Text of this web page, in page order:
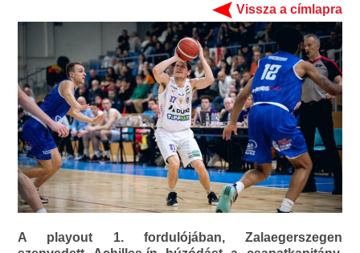
Vissza a címlapra
A playout 1. fordulójában, Zalaegerszegen